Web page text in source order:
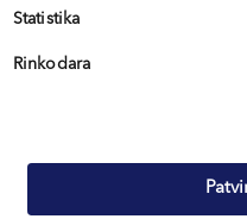
Statistika
Rinkodara
Burnos higienistė (laikinai